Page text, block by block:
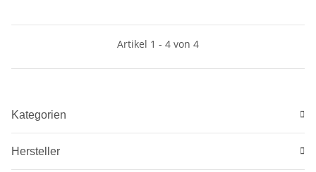
Artikel 1 - 4 von 4
Kategorien
Hersteller